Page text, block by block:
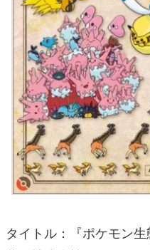
タイトル：『ポケモン生